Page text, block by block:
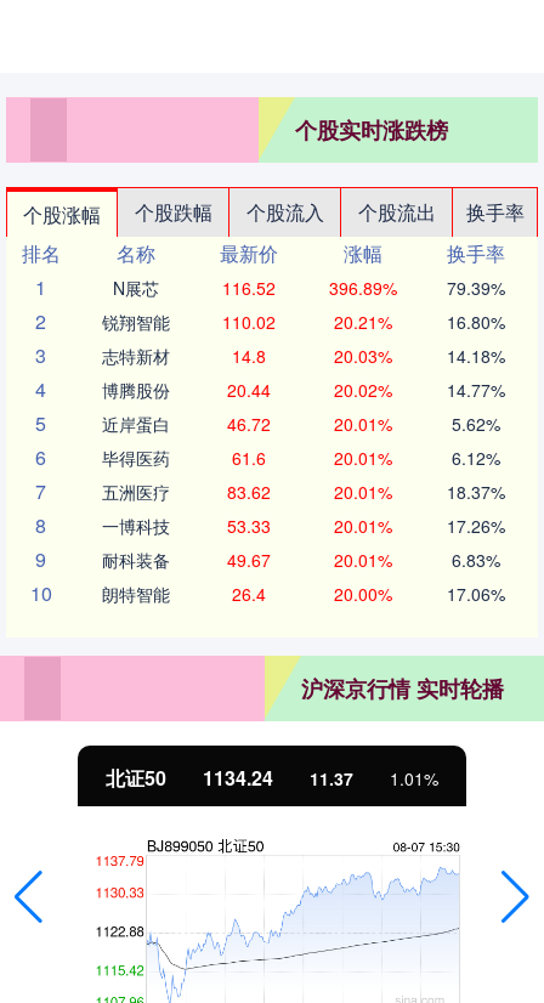
个股实时涨跌榜
个股涨幅 个股跌幅 个股流入 个股流出
换手率
排名
名称 最新价 涨幅
换手率
1
N展芯 116.52 396.89% 79.39%
2 锐翔智能 110.02 20.21% 16.80%
3 志特新材 14.8 20.03% 14.18%
4 博腾股份 20.44 20.02% 14.77%
5 近岸蛋白 46.72 20.01% 5.62%
6 毕得医药 61.6 20.01% 6.12%
7 五洲医疗 83.62 20.01% 18.37%
8 一博科技 53.33 20.01% 17.26%
9 耐科装备 49.67 20.01% 6.83%
10 朗特智能 26.4 20.00% 17.06%
沪深京行情 实时轮播
北证50 1134.24 11.37 1.01%